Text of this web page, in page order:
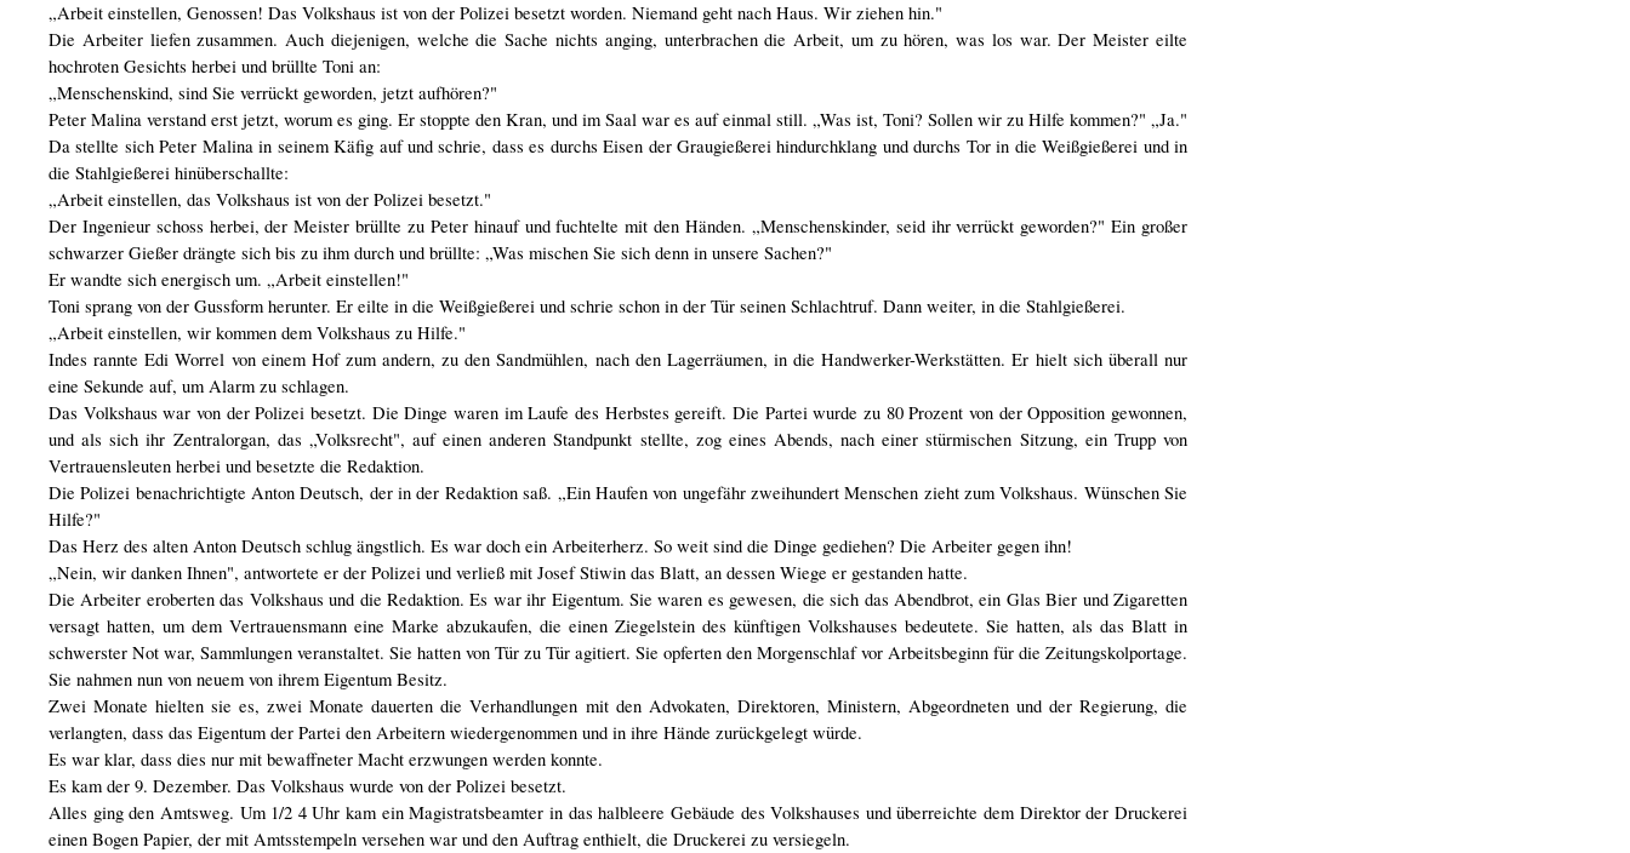
„Arbeit einstellen, Genossen! Das Volkshaus ist von der Polizei besetzt worden. Niemand geht nach Haus. Wir ziehen hin."
Die Arbeiter liefen zusammen. Auch diejenigen, welche die Sache nichts anging, unterbrachen die Arbeit, um zu hören, was los war. Der Meister eilte
hochroten Gesichts herbei und brüllte Toni an:
„Menschenskind, sind Sie verrückt geworden, jetzt aufhören?"
Peter Malina verstand erst jetzt, worum es ging. Er stoppte den Kran, und im Saal war es auf einmal still. „Was ist, Toni? Sollen wir zu Hilfe kommen?" „Ja."
Da stellte sich Peter Malina in seinem Käfig auf und schrie, dass es durchs Eisen der Graugießerei hindurchklang und durchs Tor in die Weißgießerei und in
die Stahlgießerei hinüberschallte:
„Arbeit einstellen, das Volkshaus ist von der Polizei besetzt."
Der Ingenieur schoss herbei, der Meister brüllte zu Peter hinauf und fuchtelte mit den Händen. „Menschenskinder, seid ihr verrückt geworden?" Ein großer
schwarzer Gießer drängte sich bis zu ihm durch und brüllte: „Was mischen Sie sich denn in unsere Sachen?"
Er wandte sich energisch um. „Arbeit einstellen!"
Toni sprang von der Gussform herunter. Er eilte in die Weißgießerei und schrie schon in der Tür seinen Schlachtruf. Dann weiter, in die Stahlgießerei.
„Arbeit einstellen, wir kommen dem Volkshaus zu Hilfe."
Indes rannte Edi Worrel von einem Hof zum andern, zu den Sandmühlen, nach den Lagerräumen, in die Handwerker-Werkstätten. Er hielt sich überall nur
eine Sekunde auf, um Alarm zu schlagen.
Das Volkshaus war von der Polizei besetzt. Die Dinge waren im Laufe des Herbstes gereift. Die Partei wurde zu 80 Prozent von der Opposition gewonnen,
und als sich ihr Zentralorgan, das „Volksrecht", auf einen anderen Standpunkt stellte, zog eines Abends, nach einer stürmischen Sitzung, ein Trupp von
Vertrauensleuten herbei und besetzte die Redaktion.
Die Polizei benachrichtigte Anton Deutsch, der in der Redaktion saß. „Ein Haufen von ungefähr zweihundert Menschen zieht zum Volkshaus. Wünschen Sie
Hilfe?"
Das Herz des alten Anton Deutsch schlug ängstlich. Es war doch ein Arbeiterherz. So weit sind die Dinge gediehen? Die Arbeiter gegen ihn!
„Nein, wir danken Ihnen", antwortete er der Polizei und verließ mit Josef Stiwin das Blatt, an dessen Wiege er gestanden hatte.
Die Arbeiter eroberten das Volkshaus und die Redaktion. Es war ihr Eigentum. Sie waren es gewesen, die sich das Abendbrot, ein Glas Bier und Zigaretten
versagt hatten, um dem Vertrauensmann eine Marke abzukaufen, die einen Ziegelstein des künftigen Volkshauses bedeutete. Sie hatten, als das Blatt in
schwerster Not war, Sammlungen veranstaltet. Sie hatten von Tür zu Tür agitiert. Sie opferten den Morgenschlaf vor Arbeitsbeginn für die Zeitungskolportage.
Sie nahmen nun von neuem von ihrem Eigentum Besitz.
Zwei Monate hielten sie es, zwei Monate dauerten die Verhandlungen mit den Advokaten, Direktoren, Ministern, Abgeordneten und der Regierung, die
verlangten, dass das Eigentum der Partei den Arbeitern wiedergenommen und in ihre Hände zurückgelegt würde.
Es war klar, dass dies nur mit bewaffneter Macht erzwungen werden konnte.
Es kam der 9. Dezember. Das Volkshaus wurde von der Polizei besetzt.
Alles ging den Amtsweg. Um 1/2 4 Uhr kam ein Magistratsbeamter in das halbleere Gebäude des Volkshauses und überreichte dem Direktor der Druckerei
einen Bogen Papier, der mit Amtsstempeln versehen war und den Auftrag enthielt, die Druckerei zu versiegeln.